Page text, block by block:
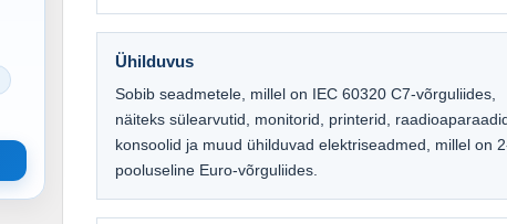
Ühilduvus
Sobib seadmetele, millel on IEC 60320 C7-võrguliides,
näiteks sülearvutid, monitorid, printerid,
konsoolid ja muud ühilduvad elektriseadmed, millel on
pooluseline Euro-võrguliides.